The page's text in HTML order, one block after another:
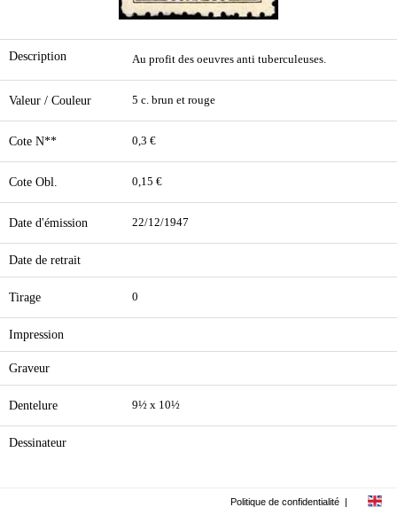
Description Au profit des oeuvres anti tuberculeuses.
Valeur / Couleur 5 c. brun et rouge
Cote N** 0,3 €
Cote Obl. 0,15 €
Date d'émission 22/12/1947
Date de retrait
Tirage 0
Impression
Graveur
Dentelure 9½ x 10½
Dessinateur
Politique de confidentialité |